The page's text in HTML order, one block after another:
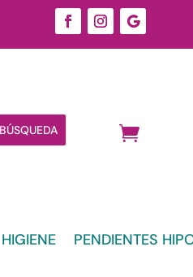
HIGIENE
PENDIENTES